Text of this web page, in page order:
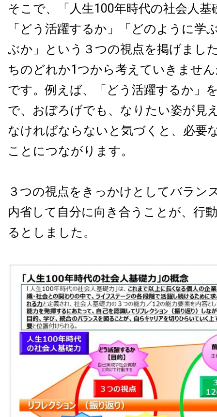
そこで、「人生100年時代の社会人基
「どう活躍するか」「どのように学
ぶか」という３つの視点を掲げまし
ちのどれか1つから考えていきませ
です。例えば、「どう活躍するか」
で、おぼろげでも、なりたい姿が見
なければならないと気づくと、必要
ことにつながります。
３つの視点をきっかけとしてバラン
内省して自分に向き合うことが、行
るとしました。